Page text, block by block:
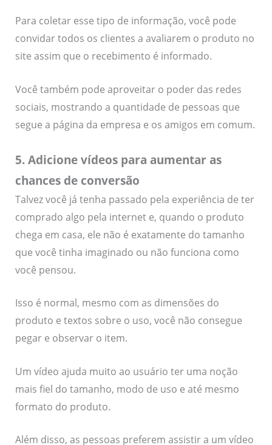
Para coletar esse tipo de informação, você pode
convidar todos os clientes a avaliarem o produto no
site assim que o recebimento é informado.
Você também pode aproveitar o poder das redes
sociais, mostrando a quantidade de pessoas que
segue a página da empresa e os amigos em comum.
5. Adicione vídeos para aumentar as
chances de conversão
Talvez você já tenha passado pela experiência de ter
comprado algo pela internet e, quando o produto
chega em casa, ele não é exatamente do tamanho
que você tinha imaginado ou não funciona como
você pensou.
Isso é normal, mesmo com as dimensões do
produto e textos sobre o uso, você não consegue
pegar e observar o item.
Um vídeo ajuda muito ao usuário ter uma noção
mais fiel do tamanho, modo de uso e até mesmo
formato do produto.
Além disso, as pessoas preferem assistir a um vídeo